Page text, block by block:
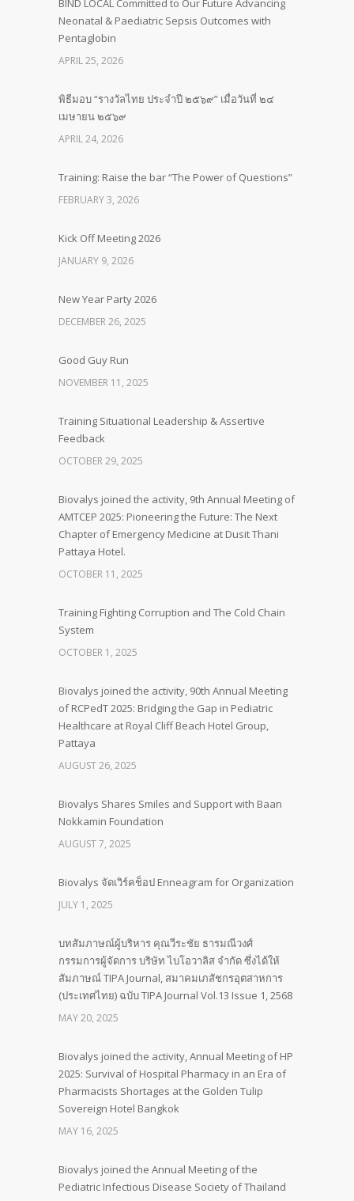
BIND LOCAL Committed to Our Future Advancing
Neonatal & Paediatric Sepsis Outcomes with
Pentaglobin
APRIL 25, 2026
พิธีมอบ “รางวัลไทย ประจำปี ๒๕๖๙” เมื่อวันที่ ๒๔
เมษายน ๒๕๖๙
APRIL 24, 2026
Training: Raise the bar “The Power of Questions”
FEBRUARY 3, 2026
Kick Off Meeting 2026
JANUARY 9, 2026
New Year Party 2026
DECEMBER 26, 2025
Good Guy Run
NOVEMBER 11, 2025
Training Situational Leadership & Assertive
Feedback
OCTOBER 29, 2025
Biovalys joined the activity, 9th Annual Meeting of
AMTCEP 2025: Pioneering the Future: The Next
Chapter of Emergency Medicine at Dusit Thani
Pattaya Hotel.
OCTOBER 11, 2025
Training Fighting Corruption and The Cold Chain
System
OCTOBER 1, 2025
Biovalys joined the activity, 90th Annual Meeting
of RCPedT 2025: Bridging the Gap in Pediatric
Healthcare at Royal Cliff Beach Hotel Group,
Pattaya
AUGUST 26, 2025
Biovalys Shares Smiles and Support with Baan
Nokkamin Foundation
AUGUST 7, 2025
Biovalys จัดเวิร์คช็อป Enneagram for Organization
JULY 1, 2025
บทสัมภาษณ์ผู้บริหาร คุณวีระชัย ธารมณีวงศ์
กรรมการผู้จัดการ บริษัท ไบโอวาลิส จำกัด ซึ่งได้ให้
สัมภาษณ์ TIPA Journal, สมาคมเภสัชกรอุตสาหการ
(ประเทศไทย) ฉบับ TIPA Journal Vol.13 Issue 1, 2568
MAY 20, 2025
Biovalys joined the activity, Annual Meeting of HP
2025: Survival of Hospital Pharmacy in an Era of
Pharmacists Shortages at the Golden Tulip
Sovereign Hotel Bangkok
MAY 16, 2025
Biovalys joined the Annual Meeting of the
Pediatric Infectious Disease Society of Thailand